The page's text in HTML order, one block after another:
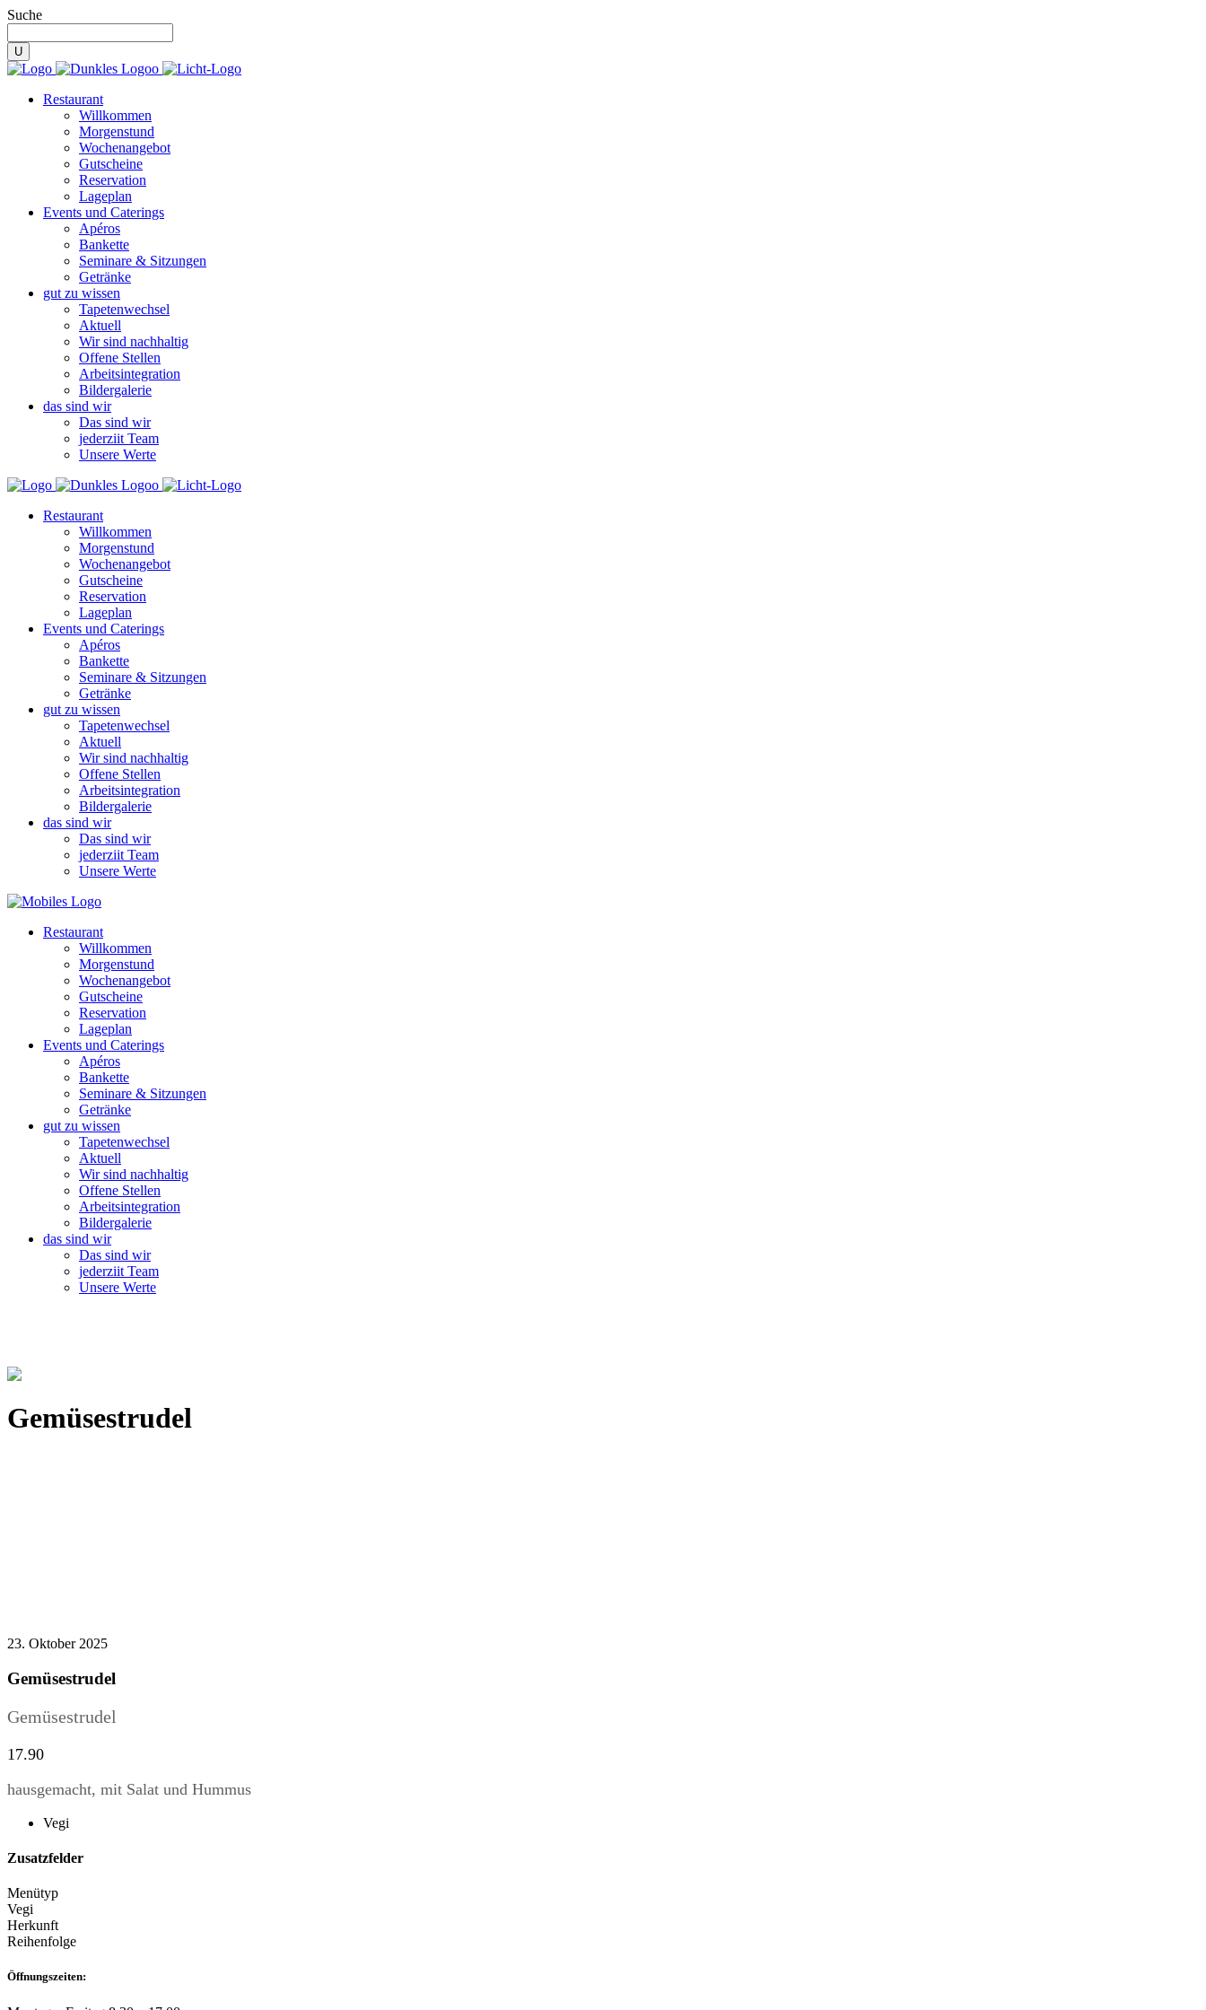
Suche
Restaurant
Willkommen
Morgenstund
Wochenangebot
Gutscheine
Reservation
Lageplan
Events und Caterings
Apéros
Bankette
Seminare & Sitzungen
Getränke
gut zu wissen
Tapetenwechsel
Aktuell
Wir sind nachhaltig
Offene Stellen
Arbeitsintegration
Bildergalerie
das sind wir
Das sind wir
jederziit Team
Unsere Werte
Restaurant
Willkommen
Morgenstund
Wochenangebot
Gutscheine
Reservation
Lageplan
Events und Caterings
Apéros
Bankette
Seminare & Sitzungen
Getränke
gut zu wissen
Tapetenwechsel
Aktuell
Wir sind nachhaltig
Offene Stellen
Arbeitsintegration
Bildergalerie
das sind wir
Das sind wir
jederziit Team
Unsere Werte
Restaurant
Willkommen
Morgenstund
Wochenangebot
Gutscheine
Reservation
Lageplan
Events und Caterings
Apéros
Bankette
Seminare & Sitzungen
Getränke
gut zu wissen
Tapetenwechsel
Aktuell
Wir sind nachhaltig
Offene Stellen
Arbeitsintegration
Bildergalerie
das sind wir
Das sind wir
jederziit Team
Unsere Werte
Gemüsestrudel
23. Oktober 2025
Gemüsestrudel
Gemüsestrudel
17.90
hausgemacht, mit Salat und Hummus
Vegi
Zusatzfelder
Menütyp
Vegi
Herkunft
Reihenfolge
Öffnungszeiten: